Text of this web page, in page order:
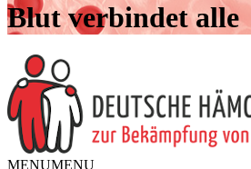
Blut verbindet alle
MENUMENU